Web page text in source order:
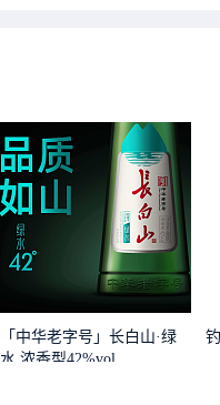
「中华老字号」长白山·绿
水 浓香型42%vol